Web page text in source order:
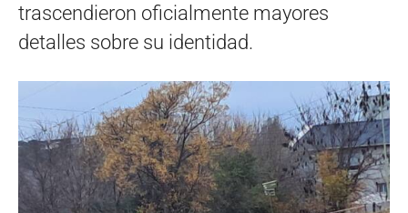
trascendieron oficialmente mayores
detalles sobre su identidad.